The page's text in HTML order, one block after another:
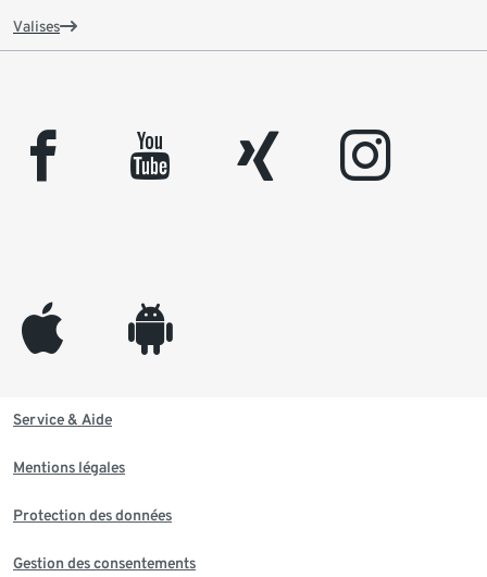
Valises
facebook youtube xing instagram
appleinc android
Service & Aide
Mentions légales
Protection des données
Gestion des consentements